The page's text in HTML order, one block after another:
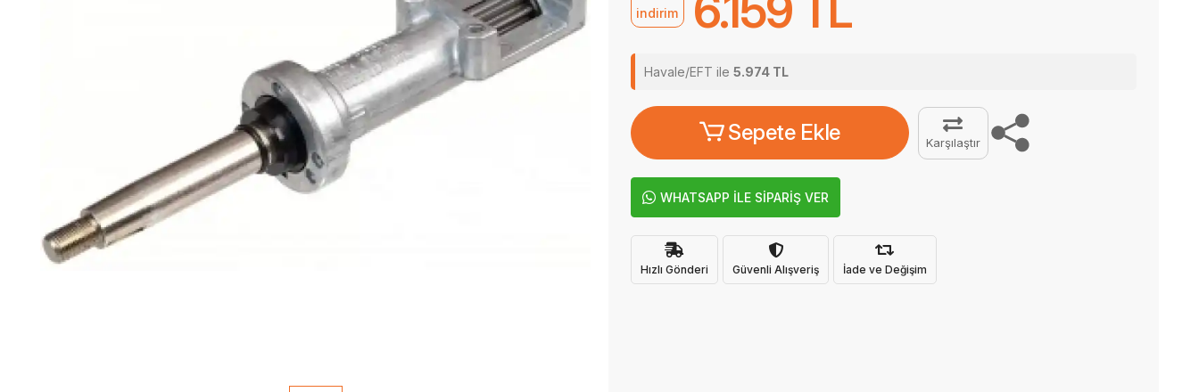
indirim
Havale/EFT ile 5.974 TL
Sepete Ekle Karşılaştır
WHATSAPP İLE SİPARİŞ VER
Hızlı Gönderi Güvenli Alışveriş İade ve Değişim